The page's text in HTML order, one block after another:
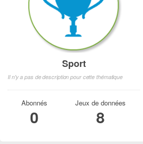
Sport
Il n'y a pas de description pour cette thématique
Abonnés
0
Jeux de données
8